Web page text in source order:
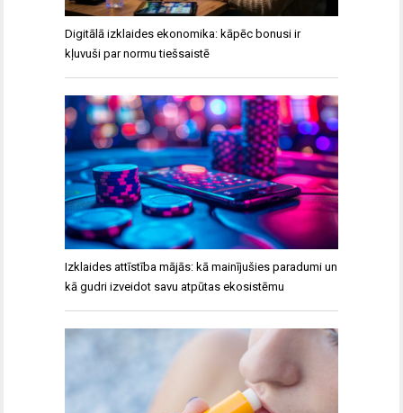
Digitālā izklaides ekonomika: kāpēc bonusi ir
kļuvuši par normu tiešsaistē
Izklaides attīstība mājās: kā mainījušies paradumi un
kā gudri izveidot savu atpūtas ekosistēmu